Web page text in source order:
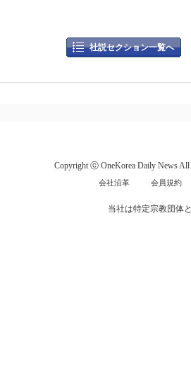
社説セクション一覧へ
Copyright ⓒ OneKorea Daily News All
会社沿革 会員規約
当社は特定宗教団体